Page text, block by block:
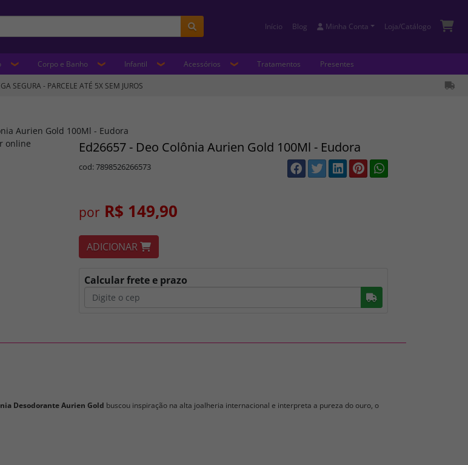
Início Blog Minha Conta Loja/Catálogo
Corpo e Banho Infantil Acessórios Tratamentos Presentes
SEGURA - PARCELE ATÉ 5X SEM JUROS
Aurien Gold 100Ml - Eudora
Ed26657 - Deo Colônia Aurien Gold 100Ml - Eudora
cod: 7898526266573
por R$ 149,90
ADICIONAR
Calcular frete e prazo
Buscar
Desodorante Aurien Gold buscou inspiração na alta joalheria internacional e interpreta a pureza do ouro, o